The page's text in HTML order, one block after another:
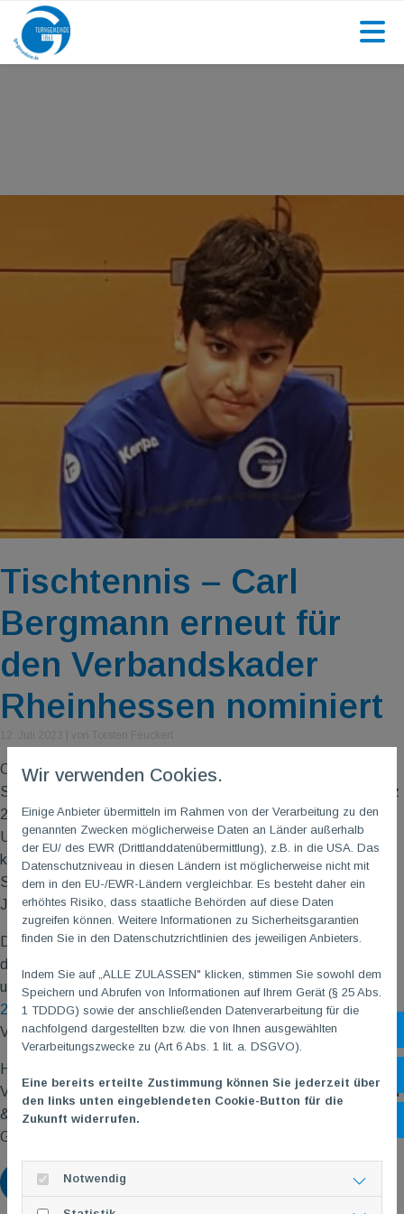
Zurück
Tischtennis – Carl
Bergmann erneut für
den Verbandskader
Rheinhessen nominiert
Carl war in der abgelaufenen Saison 2022/2023 stärkster
Spieler der Verbandsliga Jugend Rheinhessen und hat mit Platz
2 bei der Verbandsranglistenqualifikation in der Altersklasse
U19 Anfang Juli 2023 diese Nominierung auch rechtfertigen
können. Sein Ziel ist es, bei den Verbandsranglisten im
September 2023 sich gegenüber seinem 9. Platz im letzten
Jahr um einige Plätze nach vorne zu verbessern.
Der 15 jährige Schüler des Otto-Schott-Gymnasiums trainiert
derzeit 2 mal wöchentlich am Landesstützpunkt Rheinhessen
und
2 mal im Jugendtraining der TGMunter Anleitung von
Verbandstrainer Torsten Feuckert.
Herzlichen Glückwunsch lieber Carl, für die Nominierung in den
Verbandskader und viel Spaß und Erfolg, wünscht der Vorstand
& TT-Abteilungsleitung der Turngemeinde 1861 e.V. Mainz-
Gonsenheim!
Wir verwenden Cookies.
Einige Anbieter übermitteln im Rahmen von der Verarbeitung zu den
genannten Zwecken möglicherweise Daten an Länder außerhalb
der EU/ des EWR (Drittlanddatenübermittlung), z.B. in die USA. Das
Datenschutzniveau in diesen Ländern ist möglicherweise nicht mit
dem in den EU-/EWR-Ländern vergleichbar. Es besteht daher ein
erhöhtes Risiko, dass staatliche Behörden auf diese Daten
zugreifen können. Weitere Informationen zu Sicherheitsgarantien
finden Sie in den Datenschutzrichtlinien des jeweiligen Anbieters.
Indem Sie auf „ALLE ZULASSEN" klicken, stimmen Sie sowohl dem
Speichern und Abrufen von Informationen auf Ihrem Gerät (§ 25 Abs.
1 TDDDG) sowie der anschließenden Datenverarbeitung für die
nachfolgend dargestellten bzw. die von Ihnen ausgewählten
Verarbeitungszwecke zu (Art 6 Abs. 1 lit. a. DSGVO).
Eine bereits erteilte Zustimmung können Sie jederzeit über
den links unten eingeblendeten Cookie-Button für die
Zukunft widerrufen.
Notwendig